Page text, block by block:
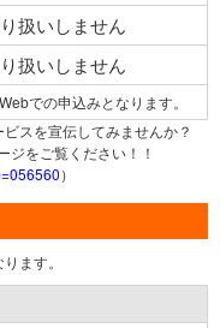
扱いしません
扱いしません
での申込みとなります。
スを宣伝してみませんか？
をご覧ください！！
）
ます。